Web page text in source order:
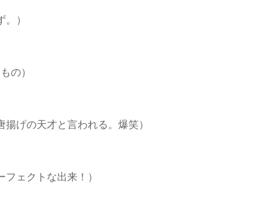
）
の）
げの天才と言われる。爆笑）
ェクトな出来！）